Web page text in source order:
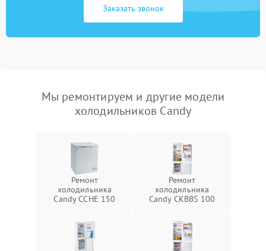
Заказать звонок
Мы ремонтируем и другие модели
холодильников Candy
Ремонт
холодильника
Candy CCHE 150
Ремонт
холодильника
Candy CKBBS 100